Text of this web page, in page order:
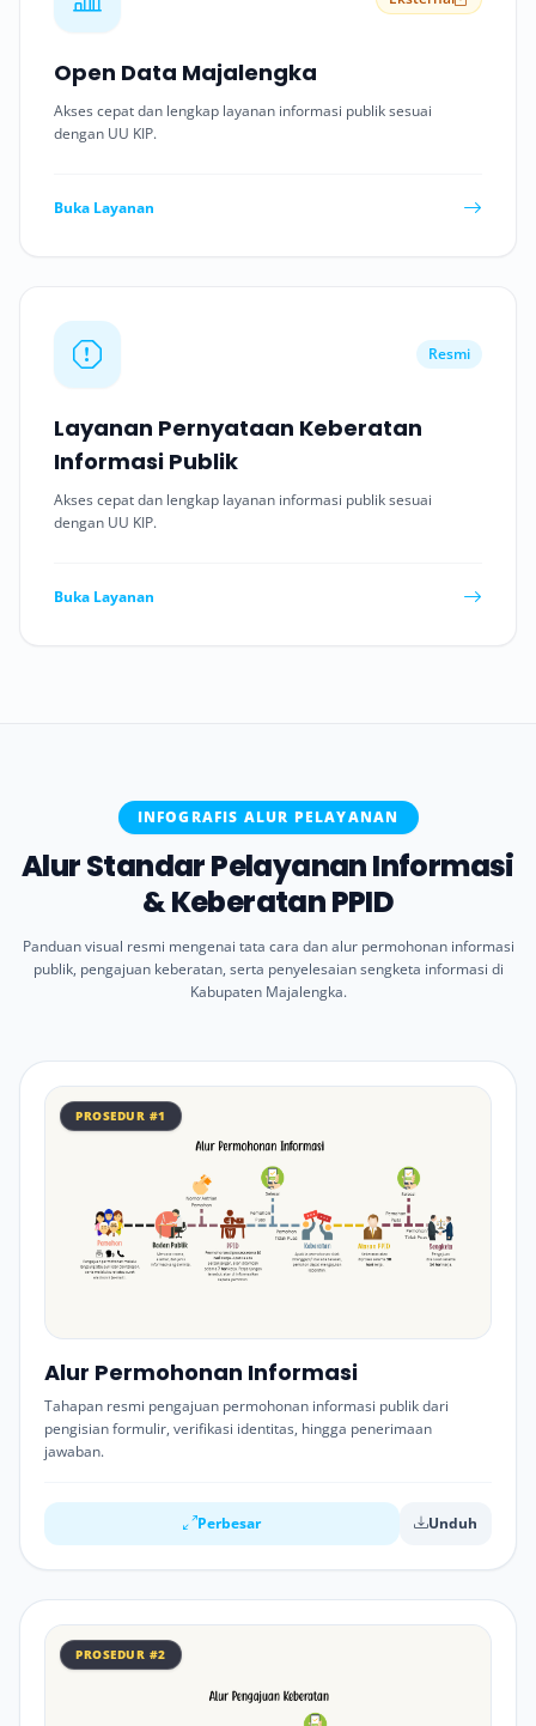
Open Data Majalengka
Akses cepat dan lengkap layanan informasi publik sesuai
dengan UU KIP.
Buka Layanan
Resmi
Layanan Pernyataan Keberatan
Informasi Publik
Akses cepat dan lengkap layanan informasi publik sesuai
dengan UU KIP.
Buka Layanan
INFOGRAFIS ALUR PELAYANAN
Alur Standar Pelayanan Informasi
& Keberatan PPID
Panduan visual resmi mengenai tata cara dan alur permohonan informasi
publik, pengajuan keberatan, serta penyelesaian sengketa informasi di
Kabupaten Majalengka.
PROSEDUR #1
Alur Permohonan Informasi
Tahapan resmi pengajuan permohonan informasi publik dari
pengisian formulir, verifikasi identitas, hingga penerimaan
jawaban.
Perbesar Unduh
PROSEDUR #2